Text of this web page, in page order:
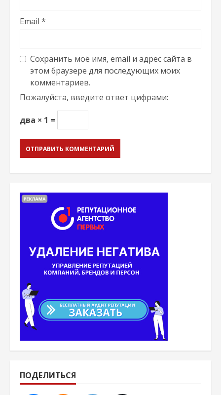
Email *
Сохранить моё имя, email и адрес сайта в
этом браузере для последующих моих
комментариев.
Пожалуйста, введите ответ цифрами:
два × 1 =
ПОДЕЛИТЬСЯ